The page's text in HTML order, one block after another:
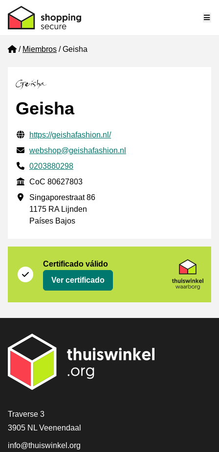
Home
Miembros Geisha
Geisha
Información de contacto verificada
Website URL
https://geishafashion.nl/
Envía un correo electrónico a
webshop@geishafashion.nl
Phone number
0203880298
CoC
CoC 80627803
Dirección de la empresa
Singaporestraat 86
1175 RA Lijnden
Países Bajos
Certificado válido
Ver certificado
[_General:Contact]
Traverse 3
3905 NL Veenendaal
info@thuiswinkel.org